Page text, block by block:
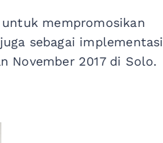
mempromosikan
sebagai implementasi
November 2017 di Solo.